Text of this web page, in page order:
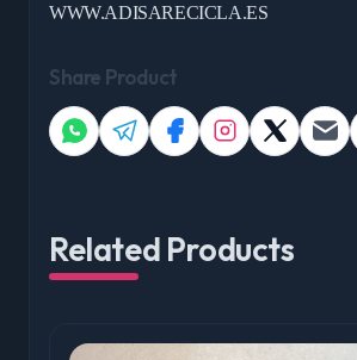
WWW.ADISARECICLA.ES
Share Product
Related Products